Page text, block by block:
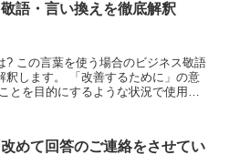
語・言い換えを徹底解釈
? この言葉を使う場合のビジネス敬語
釈します。 「改善するために」の意
とを目的にするような状況で使用さ
改めて回答のご連絡をさせてい